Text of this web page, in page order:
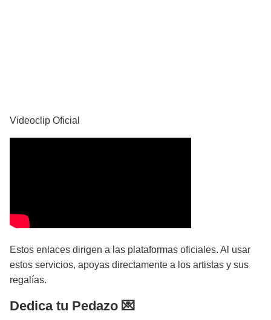
Videoclip Oficial
Estos enlaces dirigen a las plataformas oficiales. Al usar
estos servicios, apoyas directamente a los artistas y sus
regalías.
Dedica tu Pedazo 💌